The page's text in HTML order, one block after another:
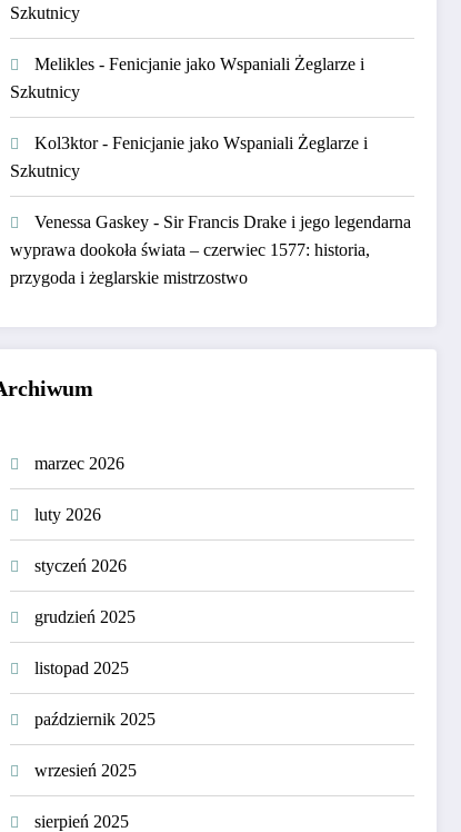
Szkutnicy
Melikles -Fenicjanie jako Wspaniali Żeglarze i
Szkutnicy
Kol3ktor-Fenicjanie jako Wspaniali Żeglarze i
Szkutnicy
Venessa Gaskey - Sir Francis Drake i jego legendarna
wyprawa dookoła świata – czerwiec 1577: historia,
przygoda i żeglarskie mistrzostwo
marzec 2026
luty 2026
styczeń 2026
grudzień 2025
listopad 2025
październik 2025
wrzesień 2025
sierpień 2025